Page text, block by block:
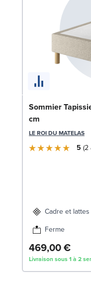
Sommier
cm
LE ROI DU MATELAS
5 2
Cadre et
Ferme
469,00 €
Livraison sous 1 à 2